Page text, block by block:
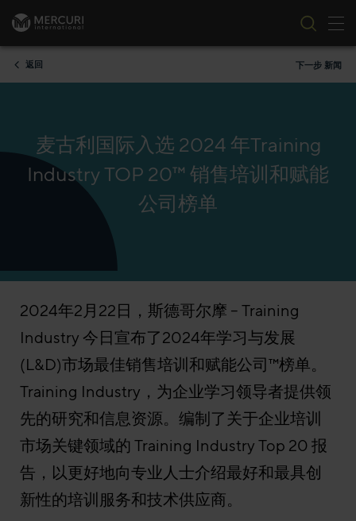
跳到内容
切
返回 下一步 新闻
麦古利国际入选 2024 年Training
Industry TOP 20™ 销售培训和赋能
公司榜单
2024年2月22日，斯德哥尔摩 – Training
Industry 今日宣布了2024年学习与发展
(L&D)市场最佳销售培训和赋能公司™榜单。
Training Industry，为企业学习领导者提供领
先的研究和信息资源。编制了关于企业培训
市场关键领域的 Training Industry Top 20 报
告，以更好地向专业人士介绍最好和最具创
新性的培训服务和技术供应商。